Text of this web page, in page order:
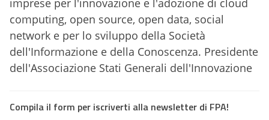
imprese per l'innovazione e l'adozione di cloud
computing, open source, open data, social
network e per lo sviluppo della Società
dell'Informazione e della Conoscenza. Presidente
dell'Associazione Stati Generali dell'Innovazione
Compila il form per iscriverti alla newsletter di FPA!